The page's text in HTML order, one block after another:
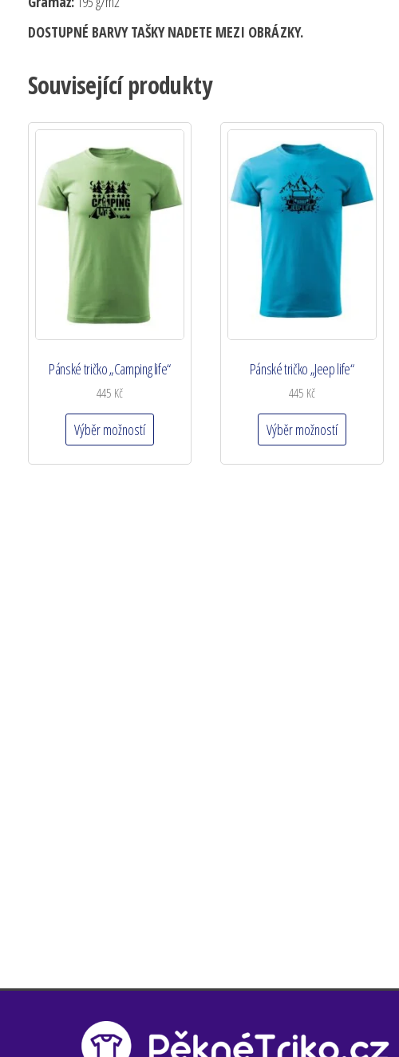
DOSTUPNÉ BARVY TAŠKY NADETE MEZI OBRÁZKY.
Související produkty
Pánské tričko „Camping life“
445 Kč
Výběr možností
Pánské tričko „Jeep life“
445 Kč
Výběr možností